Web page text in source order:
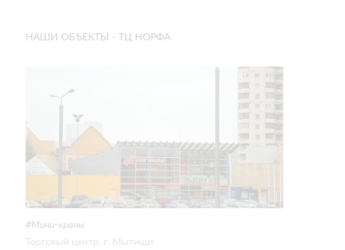
НАШИ ОБЪЕКТЫ - ТЦ НОРФА
Мини-краны
Торговый центр, г. Мытищи.